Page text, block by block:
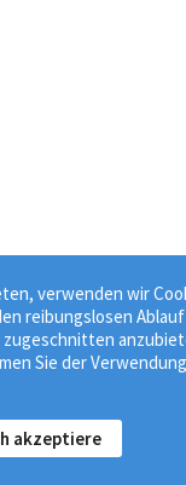
verwenden wir
reibungslosen
Sie der
akzeptiere